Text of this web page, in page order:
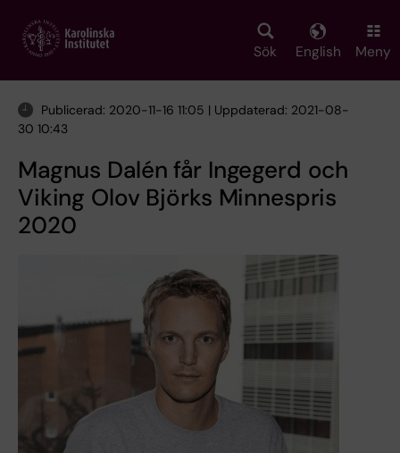
main
Sök English Meny
Publicerad: 2020-11-16 11:05 | Uppdaterad: 2021-08-
30 10:43
Magnus Dalén får Ingegerd och
Viking Olov Björks Minnespris
2020